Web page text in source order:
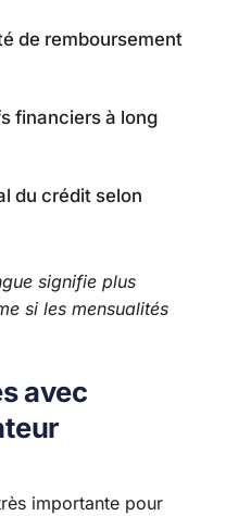
de remboursement
financiers à long
du crédit selon
signifie plus
si les mensualités
avec
importante pour